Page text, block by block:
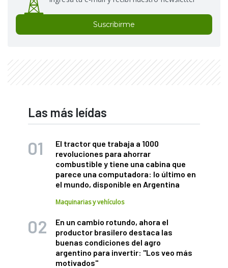
Suscribirme
Las más leídas
El tractor que trabaja a 1000
revoluciones para ahorrar
combustible y tiene una cabina que
parece una computadora: lo último en
el mundo, disponible en Argentina
Maquinarias y vehículos
En un cambio rotundo, ahora el
productor brasilero destaca las
buenas condiciones del agro
argentino para invertir: "Los veo más
motivados"